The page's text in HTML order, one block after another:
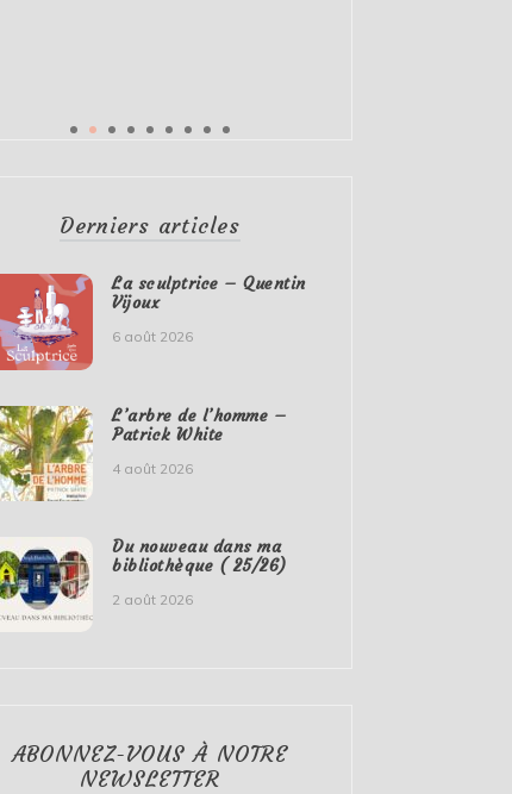
Derniers articles
La sculptrice – Quentin
Vijoux
6 août 2026
L’arbre de l’homme –
Patrick White
4 août 2026
Du nouveau dans ma
bibliothèque ( 25/26)
2 août 2026
ABONNEZ-VOUS À NOTRE
NEWSLETTER